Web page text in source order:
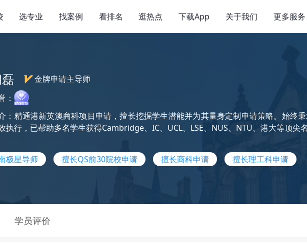
选专业 找案例 看排名 逛热点 下载App 关于我们 更多服务
金牌申请主导师
：
：精通港新英澳商科项目申请，擅长挖掘学生潜能并为其量身定制申请策略。始终
执行，已帮助多名学生获得Cambridge、IC、UCL、LSE、NUS、NTU、港大等顶尖
极星导师 擅长QS前30院校申请 擅长商科申请 擅长理工科申请
学员评价